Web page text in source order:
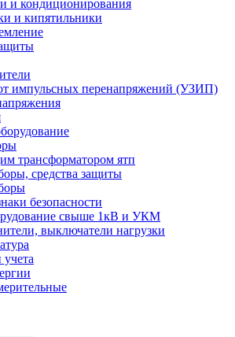
и кондиционирования
и кипятильники
импульсных перенапряжений (УЗИП)
трансформатором ятп
средства защиты
безопасности
свыше 1кВ и УКМ
выключатели нагрузки